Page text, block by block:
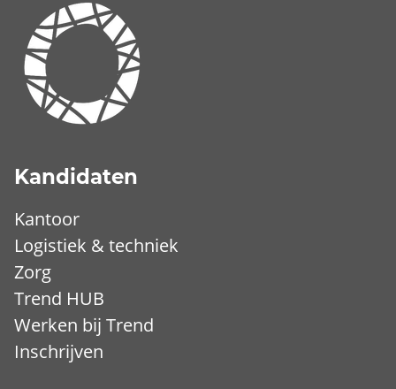
Kandidaten
Kantoor
Logistiek & techniek
Zorg
Trend HUB
Werken bij Trend
Inschrijven